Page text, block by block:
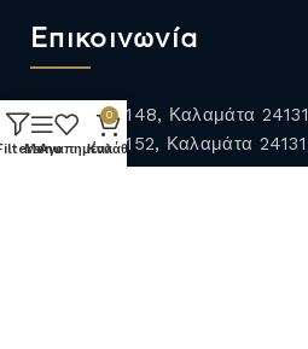
Επικοινωνία
Φαρών 148, Καλαμάτα 24131
Ψαρών 152, Καλαμάτα 24131
Menu
Αγαπημένα
0
Καλάθι